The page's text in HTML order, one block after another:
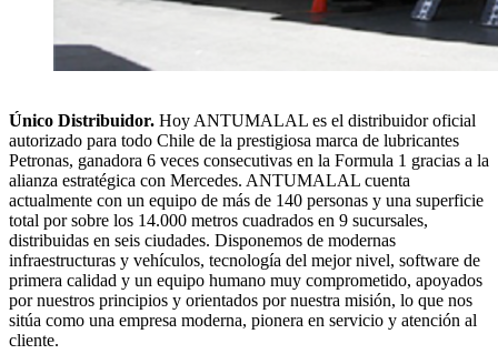
Único Distribuidor. Hoy ANTUMALAL es el distribuidor oficial
autorizado para todo Chile de la prestigiosa marca de lubricantes
Petronas, ganadora 6 veces consecutivas en la Formula 1 gracias a la
alianza estratégica con Mercedes. ANTUMALAL cuenta
actualmente con un equipo de más de 140 personas y una superficie
total por sobre los 14.000 metros cuadrados en 9 sucursales,
distribuidas en seis ciudades. Disponemos de modernas
infraestructuras y vehículos, tecnología del mejor nivel, software de
primera calidad y un equipo humano muy comprometido, apoyados
por nuestros principios y orientados por nuestra misión, lo que nos
sitúa como una empresa moderna, pionera en servicio y atención al
cliente.